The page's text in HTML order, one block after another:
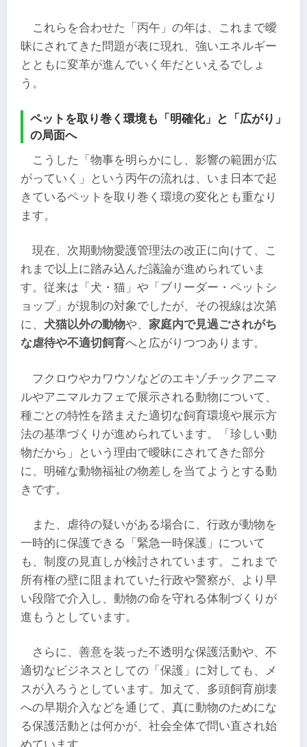
これらを合わせた「丙午」の年は、これまで曖
昧にされてきた問題が表に現れ、強いエネルギー
とともに変革が進んでいく年だといえるでしょ
う。
ペットを取り巻く環境も「明確化」と「広がり」
の局面へ
こうした「物事を明らかにし、影響の範囲が広
がっていく」という丙午の流れは、いま日本で起
きているペットを取り巻く環境の変化とも重なり
ます。
現在、次期動物愛護管理法の改正に向けて、こ
れまで以上に踏み込んだ議論が進められていま
す。従来は「犬・猫」や「ブリーダー・ペットシ
ョップ」が規制の対象でしたが、その視線は次第
に、 犬猫以外の動物や、 家庭内で見過ごされがち
な虐待や不適切飼育へと広がりつつあります。
フクロウやカワウソなどのエキゾチックアニマ
ルやアニマルカフェで展示される動物について、
種ごとの特性を踏まえた適切な飼育環境や展示方
法の基準づくりが進められています。「珍しい動
物だから」という理由で曖昧にされてきた部分
に、明確な動物福祉の物差しを当てようとする動
きです。
また、虐待の疑いがある場合に、行政が動物を
一時的に保護できる「緊急一時保護」について
も、制度の見直しが検討されています。これまで
所有権の壁に阻まれていた行政や警察が、より早
い段階で介入し、動物の命を守れる体制づくりが
進もうとしています。
さらに、善意を装った不透明な保護活動や、不
適切なビジネスとしての「保護」に対しても、メ
スが入ろうとしています。加えて、多頭飼育崩壊
への早期介入などを通じて、真に動物のためにな
る保護活動とは何かが、社会全体で問い直され始